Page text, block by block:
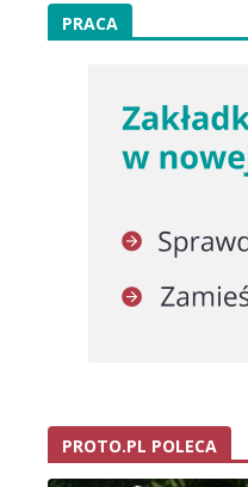
PRACA
PROTO.PL POLECA